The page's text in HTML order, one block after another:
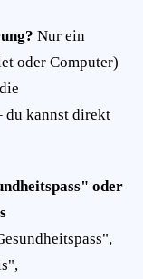
Nur ein
oder Computer)
du kannst direkt
oder